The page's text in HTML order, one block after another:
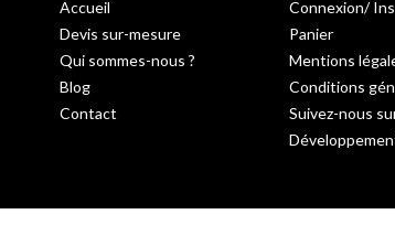
Accueil
Devis sur-mesure
Qui sommes-nous ?
Blog
Contact
Connexion/
Panier
Mentions
Conditions
Suivez-nous